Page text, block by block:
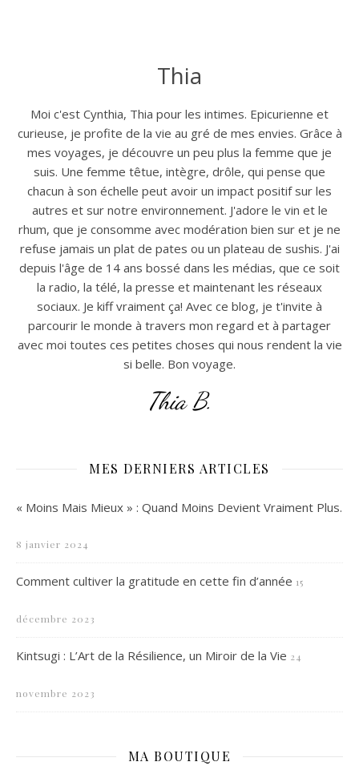
Thia
Moi c'est Cynthia, Thia pour les intimes. Epicurienne et
curieuse, je profite de la vie au gré de mes envies. Grâce à
mes voyages, je découvre un peu plus la femme que je
suis. Une femme têtue, intègre, drôle, qui pense que
chacun à son échelle peut avoir un impact positif sur les
autres et sur notre environnement. J'adore le vin et le
rhum, que je consomme avec modération bien sur et je ne
refuse jamais un plat de pates ou un plateau de sushis. J'ai
depuis l'âge de 14 ans bossé dans les médias, que ce soit
la radio, la télé, la presse et maintenant les réseaux
sociaux. Je kiff vraiment ça! Avec ce blog, je t'invite à
parcourir le monde à travers mon regard et à partager
avec moi toutes ces petites choses qui nous rendent la vie
si belle. Bon voyage.
Thia B.
MES DERNIERS ARTICLES
« Moins Mais Mieux » : Quand Moins Devient Vraiment Plus.
8 janvier 2024
Comment cultiver la gratitude en cette fin d’année 15
décembre 2023
Kintsugi : L’Art de la Résilience, un Miroir de la Vie 24
novembre 2023
MA BOUTIQUE